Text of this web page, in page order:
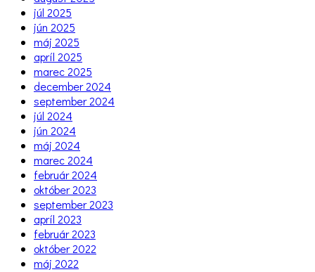
júl 2025
jún 2025
máj 2025
apríl 2025
marec 2025
december 2024
september 2024
júl 2024
jún 2024
máj 2024
marec 2024
február 2024
október 2023
september 2023
apríl 2023
február 2023
október 2022
máj 2022